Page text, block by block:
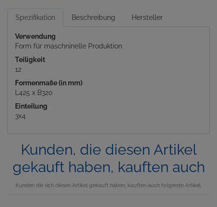
Spezifikation Beschreibung Hersteller
Verwendung
Form für maschninelle Produktion
Teiligkeit
12
Formenmaße (in mm)
L425 x B320
Einteilung
3x4
Kunden, die diesen Artikel
gekauft haben, kauften auch
Kunden die sich diesen Artikel gekauft haben, kauften auch folgende Artikel.